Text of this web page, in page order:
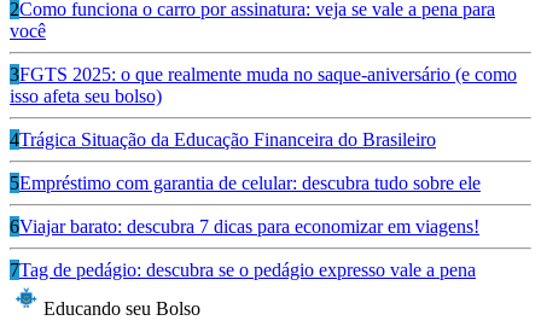
2Como funciona o carro por assinatura: veja se vale a pena para
você
3FGTS 2025: o que realmente muda no saque-aniversário (e como
isso afeta seu bolso)
4Trágica Situação da Educação Financeira do Brasileiro
5Empréstimo com garantia de celular: descubra tudo sobre ele
6Viajar barato: descubra 7 dicas para economizar em viagens!
7Tag de pedágio: descubra se o pedágio expresso vale a pena
Educando seu Bolso